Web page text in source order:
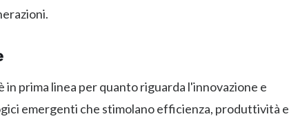
prima linea per quanto riguarda l'innovazione e
emergenti che stimolano efficienza, produttività e